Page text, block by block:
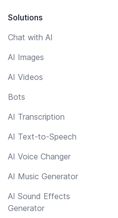
Solutions
Chat with AI
AI Images
AI Videos
Bots
AI Transcription
AI Text-to-Speech
AI Voice Changer
AI Music Generator
AI Sound Effects
Generator